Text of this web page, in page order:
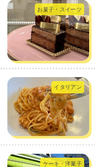
お菓子・スイーツ
イタリアン
ケーキ・洋菓子